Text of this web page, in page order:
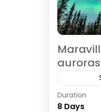
Duration
8 Days